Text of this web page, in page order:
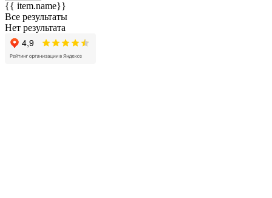
{{ item.name}}
Все результаты
Нет результата